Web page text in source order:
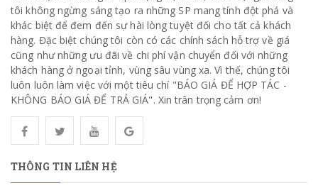
tôi không ngừng sáng tạo ra những SP mang tính đột phá và
khác biệt để đem đến sự hài lòng tuyệt đối cho tất cả khách
hàng. Đặc biệt chúng tôi còn có các chính sách hỗ trợ về giá
cũng như những ưu đãi về chi phí vận chuyển đối với những
khách hàng ở ngoại tỉnh, vùng sâu vùng xa. Vì thế, chúng tôi
luôn luôn làm việc với một tiêu chí "BÁO GIÁ ĐỂ HỢP TÁC -
KHÔNG BÁO GIÁ ĐỂ TRẢ GIÁ". Xin trân trọng cảm ơn!
THÔNG TIN LIÊN HỆ